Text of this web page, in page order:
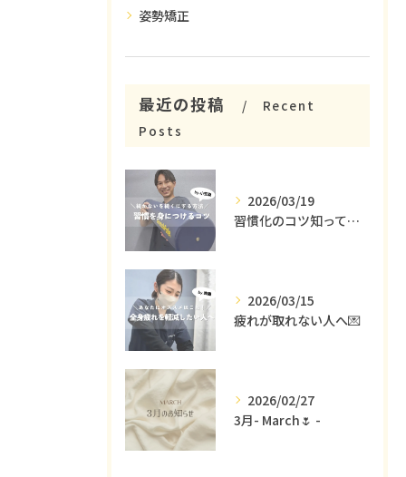
姿勢矯正
最近の投稿
Recent
Posts
2026/03/19
習慣化のコツ知ってる😳？
2026/03/15
疲れが取れない人へ💌
2026/02/27
3月- March🌷 -